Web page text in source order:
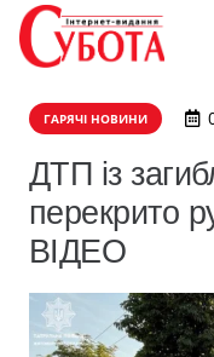
ГАРЯЧІ НОВИНИ
ДТП із
перекрито
ВІДЕО